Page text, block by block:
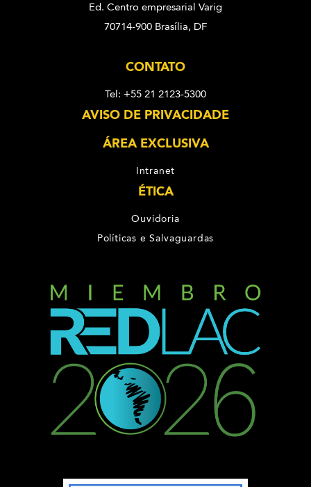
Ed. Centro empresarial Varig
70714-900 Brasília, DF
CONTATO
Tel: +55 21 2123-5300
AVISO DE PRIVACIDADE
ÁREA EXCLUSIVA
Intranet
ÉTICA
Ouvidoria
Políticas e Salvaguardas